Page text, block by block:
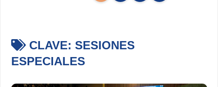
CLAVE: SESIONES
ESPECIALES